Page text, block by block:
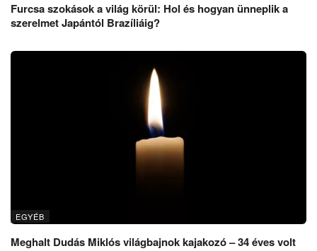
Furcsa szokások a világ körül: Hol és hogyan ünneplik a
szerelmet Japántól Brazíliáig?
EGYÉB
Meghalt Dudás Miklós világbajnok kajakozó – 34 éves volt